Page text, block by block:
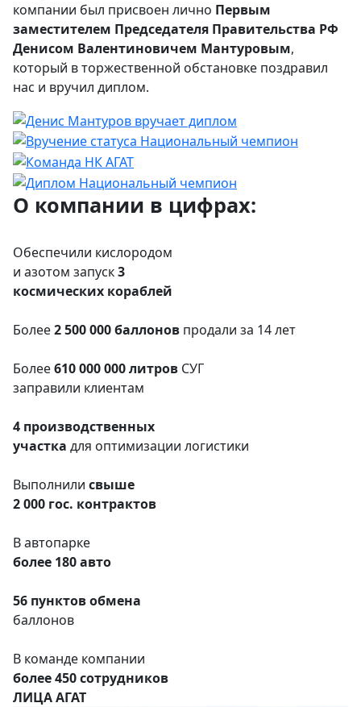
компании был присвоен лично Первым
заместителем Председателя Правительства РФ
Денисом Валентиновичем Мантуровым,
который в торжественной обстановке поздравил
нас и вручил диплом.
О компании в цифрах:
Обеспечили кислородом
и азотом запуск3
космических кораблей
Более2 500 000баллонов продали за 14 лет
Более610 000 000литров СУГ
заправили клиентам
4 производственных
участка для оптимизации логистики
Выполнили свыше
2 000 гос. контрактов
В автопарке
более 180 авто
56 пунктов обмена
баллонов
В команде компании
более 450 сотрудников
ЛИЦА АГАТ